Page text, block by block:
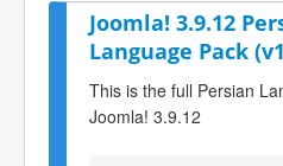
Joomla! 3.9.12
Language Pack
This is the full Persian
Joomla! 3.9.12